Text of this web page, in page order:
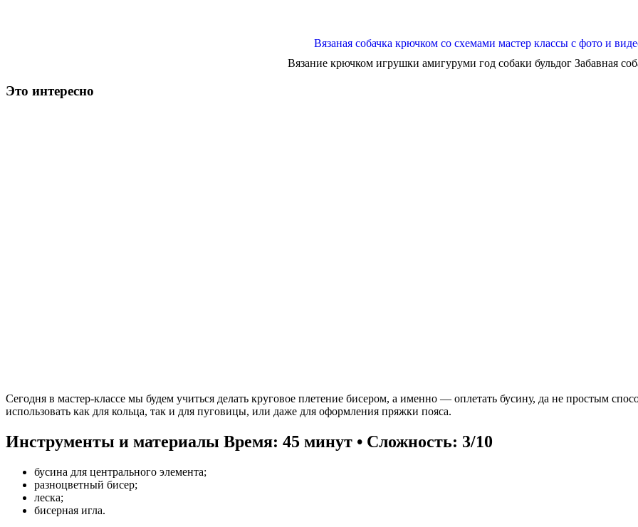
Вязаная собачка крючком со схемами мастер классы с фото и
Вязание крючком игрушки амигуруми год собаки бульдог Забавная
Это интересно
Сегодня в мастер-классе мы будем учиться делать круговое плетение бисером, а именно — оплетать бусину, да не простым
использовать как для кольца, так и для пуговицы, или даже для оформления пряжки пояса.
Инструменты и материалы Время: 45 минут • Сложность: 3/10
бусина для центрального элемента;
разноцветный бисер;
леска;
бисерная игла.